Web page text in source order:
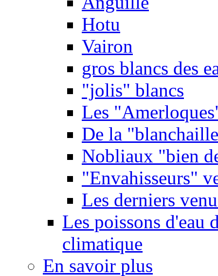
Hotu
Vairon
gros blancs des
"jolis" blancs
Les
De la
Nobliaux "bien
"Envahisseurs"
Les derniers
Les poissons d'eau
climatique
En savoir plus